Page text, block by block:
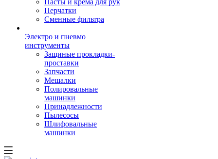
Пасты и крема для рук
Перчатки
Сменные фильтра
Электро и пневмо
инструменты
Защиные прокладки-
проставки
Запчасти
Мешалки
Полировальные
машинки
Принадлежности
Пылесосы
Шлифовальные
машинки